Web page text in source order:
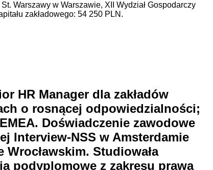
Warszawy w Warszawie, XII Wydział Gospodarczy
zakładowego: 54 250 PLN.
HR Manager dla zakładów
o rosnącej odpowiedzialności;
Doświadczenie zawodowe
Interview-NSS w Amsterdamie
Studiowała
podyplomowe z zakresu prawa